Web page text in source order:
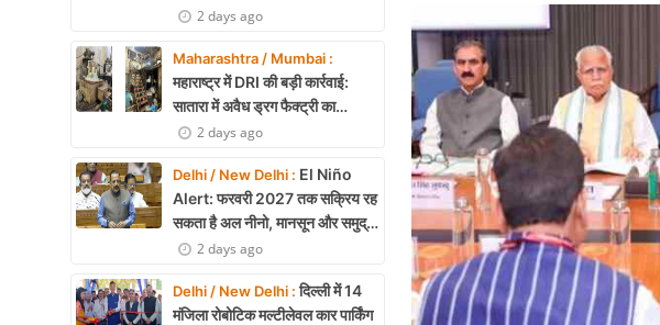
Literature
History Speaks
दक्षिण-पूर्व एशिया में भारत की बड़ी
2 days ago
Maharashtra / Mumbai :
महाराष्ट्र में DRI की बड़ी कार्रवाई:
सातारा में अवैध ड्रग फैक्ट्री का
भंडाफोड़, अल्प्राजोलम और डायजेपाम
2 days ago
Delhi / New Delhi : El Niño
Alert: फरवरी 2027 तक सक्रिय रह
सकता है अल नीनो, मानसून और समुद्री
पारिस्थितिकी पर असर की आशंका
2 days ago
Delhi / New Delhi :दिल्ली में 14
मंजिला रोबोटिक मल्टीलेवल कार पार्किंग